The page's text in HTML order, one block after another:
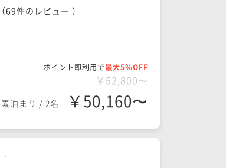
（69件のレビュー ）
ポイント即利用で最大5％OFF
￥52,800〜
素泊まり / 2名 ￥50,160〜